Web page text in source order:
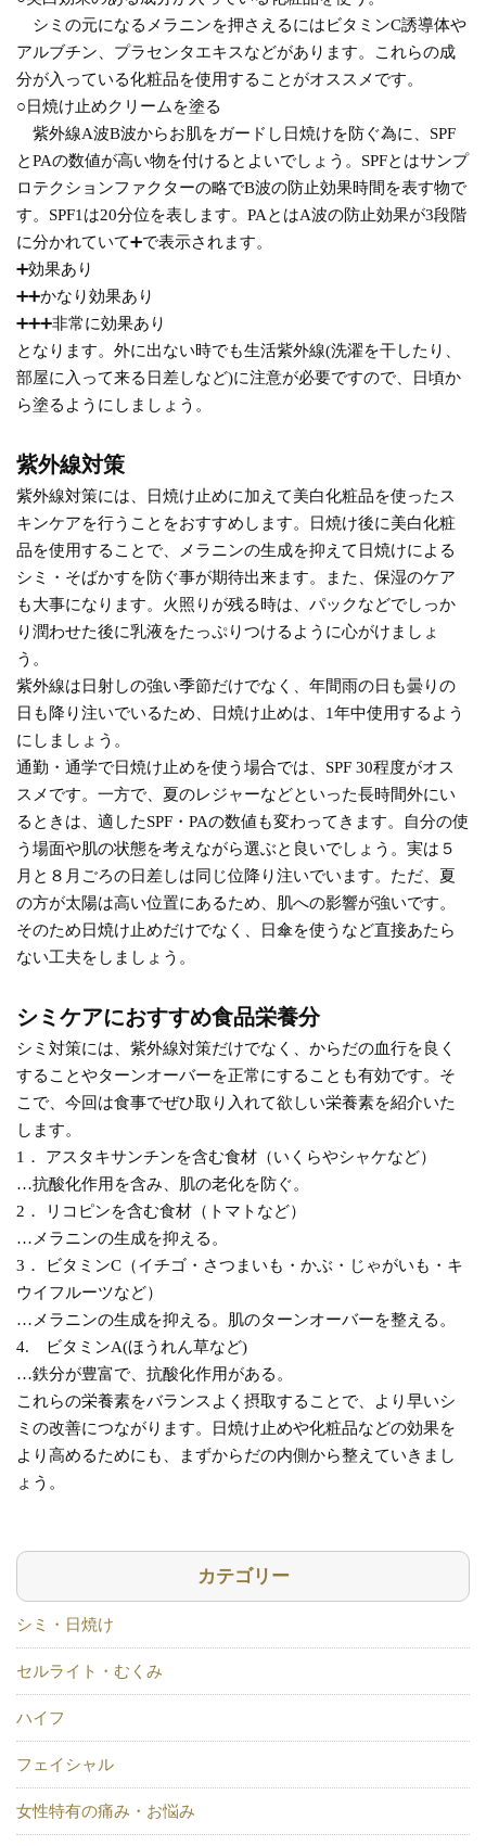
シミの元になるメラニンを押さえるにはビタミンC誘導体や
アルブチン、プラセンタエキスなどがあります。これらの成
分が入っている化粧品を使用することがオススメです。
○日焼け止めクリームを塗る
紫外線A波B波からお肌をガードし日焼けを防ぐ為に、SPF
とPAの数値が高い物を付けるとよいでしょう。SPFとはサンプ
ロテクションファクターの略でB波の防止効果時間を表す物で
す。SPF1は20分位を表します。PAとはA波の防止効果が3段階
に分かれていて➕で表示されます。
➕効果あり
➕➕かなり効果あり
➕➕➕非常に効果あり
となります。外に出ない時でも生活紫外線(洗濯を干したり、
部屋に入って来る日差しなど)に注意が必要ですので、日頃か
ら塗るようにしましょう。
紫外線対策
紫外線対策には、日焼け止めに加えて美白化粧品を使ったス
キンケアを行うことをおすすめします。日焼け後に美白化粧
品を使用することで、メラニンの生成を抑えて日焼けによる
シミ・そばかすを防ぐ事が期待出来ます。また、保湿のケア
も大事になります。火照りが残る時は、パックなどでしっか
り潤わせた後に乳液をたっぷりつけるように心がけましょ
う。
紫外線は日射しの強い季節だけでなく、年間雨の日も曇りの
日も降り注いでいるため、日焼け止めは、1年中使用するよう
にしましょう。
通勤・通学で日焼け止めを使う場合では、SPF 30程度がオス
スメです。一方で、夏のレジャーなどといった長時間外にい
るときは、適したSPF・PAの数値も変わってきます。自分の使
う場面や肌の状態を考えながら選ぶと良いでしょう。実は５
月と８月ごろの日差しは同じ位降り注いでいます。ただ、夏
の方が太陽は高い位置にあるため、肌への影響が強いです。
そのため日焼け止めだけでなく、日傘を使うなど直接あたら
ない工夫をしましょう。
シミケアにおすすめ食品栄養分
シミ対策には、紫外線対策だけでなく、からだの血行を良く
することやターンオーバーを正常にすることも有効です。そ
こで、今回は食事でぜひ取り入れて欲しい栄養素を紹介いた
します。
1． アスタキサンチンを含む食材（いくらやシャケなど）
…抗酸化作用を含み、肌の老化を防ぐ。
2． リコピンを含む食材（トマトなど）
…メラニンの生成を抑える。
3． ビタミンC（イチゴ・さつまいも・かぶ・じゃがいも・キ
ウイフルーツなど）
…メラニンの生成を抑える。肌のターンオーバーを整える。
4. ビタミンA(ほうれん草など)
…鉄分が豊富で、抗酸化作用がある。
これらの栄養素をバランスよく摂取することで、より早いシ
ミの改善につながります。日焼け止めや化粧品などの効果を
より高めるためにも、まずからだの内側から整えていきまし
ょう。
カテゴリー
シミ・日焼け
セルライト・むくみ
ハイフ
フェイシャル
女性特有の痛み・お悩み